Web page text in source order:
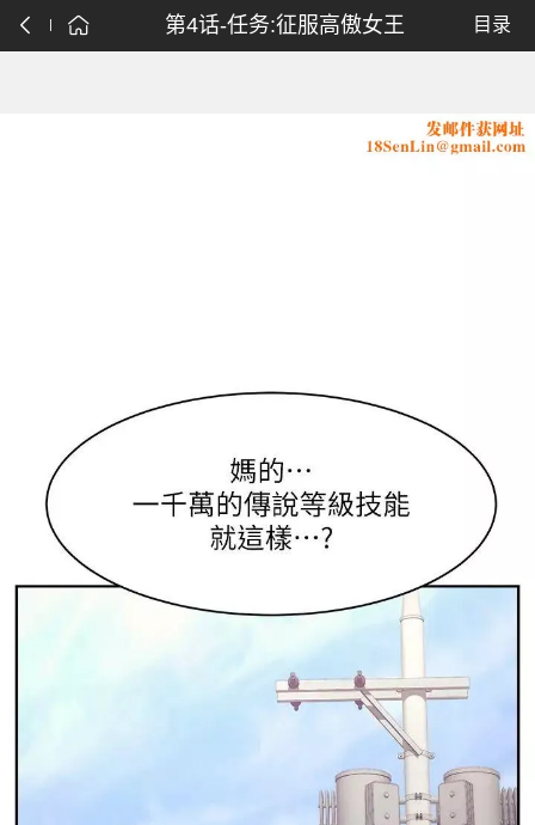
第4话-任务:征服高傲女王 目录